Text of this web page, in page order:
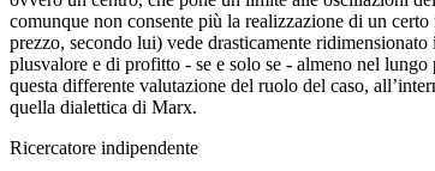
comunque non consente più la realizzazione di un
prezzo, secondo lui) vede drasticamente
plusvalore e di profitto - se e solo se - almeno nel
questa differente valutazione del ruolo del caso,
quella dialettica di Marx.
Ricercatore indipendente